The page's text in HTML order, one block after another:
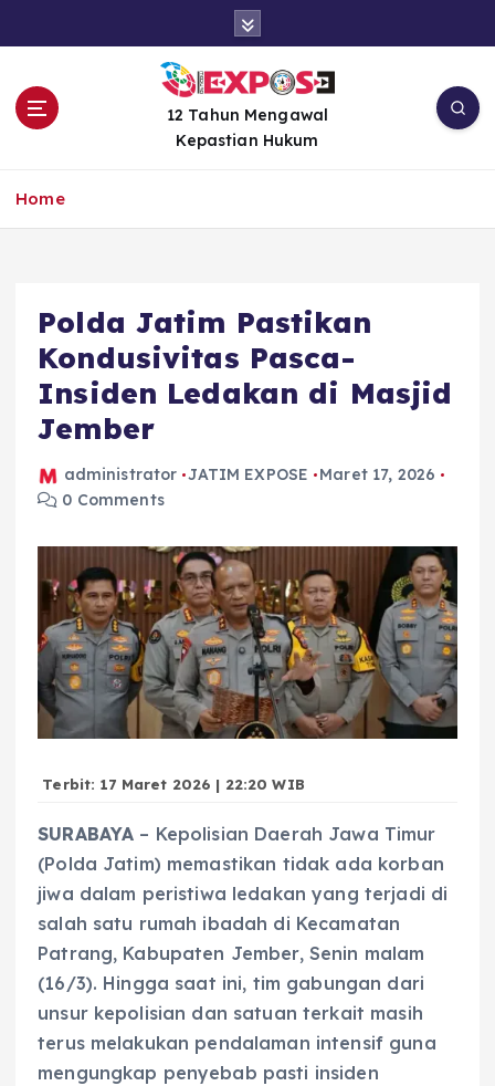
12 Tahun Mengawal
Kepastian Hukum
Home
Polda Jatim Pastikan
Kondusivitas Pasca-
Insiden Ledakan di Masjid
Jember
administrator JATIM EXPOSE
Maret 17, 2026
0 Comments
Terbit: 17 Maret 2026 | 22:20 WIB
SURABAYA – Kepolisian Daerah Jawa Timur
(Polda Jatim) memastikan tidak ada korban
jiwa dalam peristiwa ledakan yang terjadi di
salah satu rumah ibadah di Kecamatan
Patrang, Kabupaten Jember, Senin malam
(16/3). Hingga saat ini, tim gabungan dari
unsur kepolisian dan satuan terkait masih
terus melakukan pendalaman intensif guna
mengungkap penyebab pasti insiden